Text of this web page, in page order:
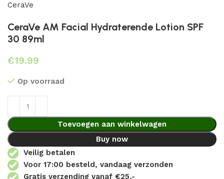
CeraVe
CeraVe AM Facial Hydraterende Lotion SPF
30 89ml
€
Op voorraad
Toevoegen aan winkelwagen
Buy now
Veilig betalen
Voor 17:00 besteld, vandaag verzonden
Gratis verzending vanaf €25,-